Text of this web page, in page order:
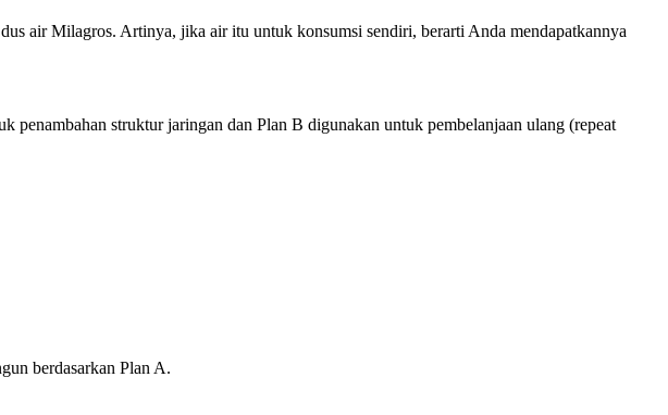
air Milagros. Artinya, jika air itu untuk konsumsi sendiri, berarti Anda mendapatkannya
struktur jaringan dan Plan B digunakan untuk pembelanjaan ulang (repeat
berdasarkan Plan A.